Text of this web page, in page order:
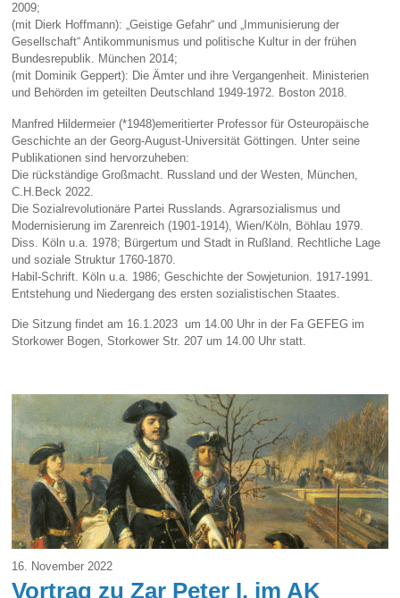
2009;
(mit Dierk Hoffmann): „Geistige Gefahr“ und „Immunisierung der
Gesellschaft“ Antikommunismus und politische Kultur in der frühen
Bundesrepublik. München 2014;
(mit Dominik Geppert): Die Ämter und ihre Vergangenheit. Ministerien
und Behörden im geteilten Deutschland 1949-1972. Boston 2018.
Manfred Hildermeier (*1948)emeritierter Professor für Osteuropäische
Geschichte an der Georg-August-Universität Göttingen. Unter seine
Publikationen sind hervorzuheben:
Die rückständige Großmacht. Russland und der Westen, München,
C.H.Beck 2022.
Die Sozialrevolutionäre Partei Russlands. Agrarsozialismus und
Modernisierung im Zarenreich (1901-1914), Wien/Köln, Böhlau 1979.
Diss. Köln u.a. 1978; Bürgertum und Stadt in Rußland. Rechtliche Lage
und soziale Struktur 1760-1870.
Habil-Schrift. Köln u.a. 1986; Geschichte der Sowjetunion. 1917-1991.
Entstehung und Niedergang des ersten sozialistischen Staates.
Die Sitzung findet am 16.1.2023 um 14.00 Uhr in der Fa GEFEG im
Storkower Bogen, Storkower Str. 207 um 14.00 Uhr statt.
16. November 2022
Vortrag zu Zar Peter I. im AK